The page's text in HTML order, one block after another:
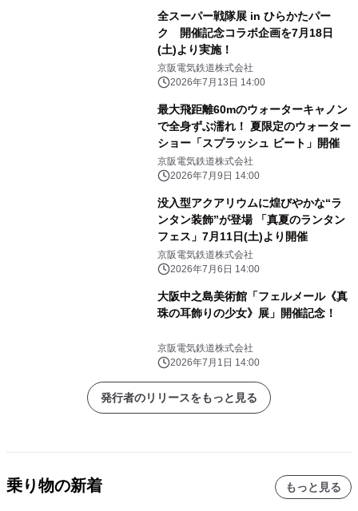
全スーパー戦隊展 in ひらかたパー
ク 開催記念コラボ企画を7月18日
(土)より実施！
京阪電気鉄道株式会社
2026年7月13日 14:00
最大飛距離60mのウォーターキャノン
で全身ずぶ濡れ！ 夏限定のウォーター
ショー「スプラッシュ ビート」開催
京阪電気鉄道株式会社
2026年7月9日 14:00
没入型アクアリウムに煌びやかな“ラ
ンタン装飾”が登場 「真夏のランタン
フェス」7月11日(土)より開催
京阪電気鉄道株式会社
2026年7月6日 14:00
大阪中之島美術館「フェルメール《真
珠の耳飾りの少女》展」開催記念！
京阪電気鉄道株式会社
2026年7月1日 14:00
発行者のリリースをもっと見る
乗り物の新着 もっと見る